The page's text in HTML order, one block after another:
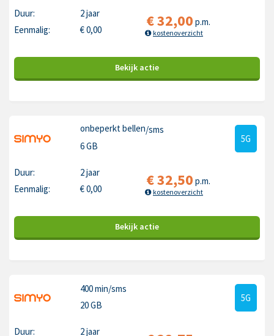
Duur:
2 jaar
Eenmalig:
€0,00 €32,00 p.m.
kostenoverzicht
Bekijk actie
onbeperkt bellen/sms
6 GB
5G
Duur:
2 jaar
Eenmalig:
€0,00 €32,50 p.m.
kostenoverzicht
Bekijk actie
400 min/sms
20 GB
5G
Duur: 2 jaar